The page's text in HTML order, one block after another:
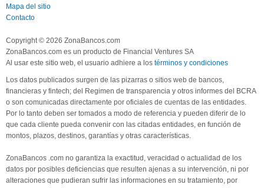
Mapa del sitio
Contacto
Copyright © 2026 ZonaBancos.com
ZonaBancos.com es un producto de Financial Ventures SA
Al usar este sitio web, el usuario adhiere a los términos y condiciones
Los datos publicados surgen de las pizarras o sitios web de bancos,
financieras y fintech; del Regimen de transparencia y otros informes del BCRA
o son comunicadas directamente por oficiales de cuentas de las entidades.
Por lo tanto deben ser tomados a modo de referencia y pueden diferir de lo
que cada cliente pueda convenir con las citadas entidades, en función de
montos, plazos, destinos, garantías y otras características.
ZonaBancos .com no garantiza la exactitud, veracidad o actualidad de los
datos por posibles deficiencias que resulten ajenas a su intervención, ni por
alteraciones que pudieran sufrir las informaciones en su tratamiento, por